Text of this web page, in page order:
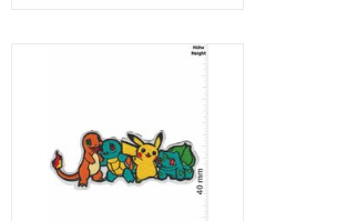
Monster -Nindento - Pokémon